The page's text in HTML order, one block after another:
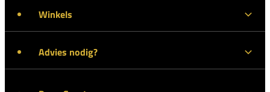
Winkels
Advies nodig?